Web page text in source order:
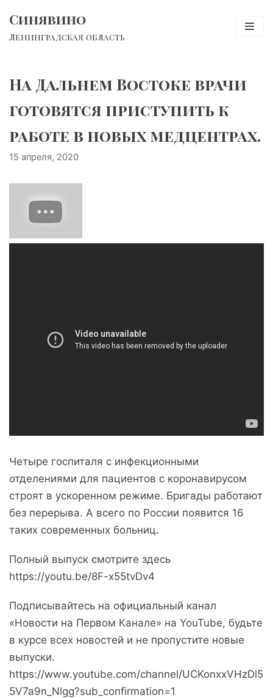
Перейти
к
Синявино
Ленинградская область
На Дальнем Востоке врачи
готовятся приступить к
работе в новых медцентрах.
15 апреля, 2020
Четыре госпиталя с инфекционными
отделениями для пациентов с коронавирусом
строят в ускоренном режиме. Бригады работают
без перерыва. А всего по России появится 16
таких современных больниц.
Полный выпуск смотрите здесь
https://youtu.be/8F-x55tvDv4
Подписывайтесь на официальный канал
«Новости на Первом Канале» на YouTube, будьте
в курсе всех новостей и не пропустите новые
выпуски.
https://www.youtube.com/channel/UCKonxxVHzDl5
5V7a9n_Nlgg?sub_confirmation=1